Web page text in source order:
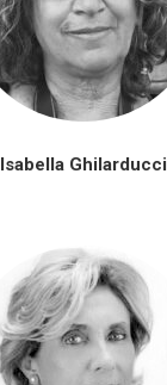
Isabella Ghilarducci